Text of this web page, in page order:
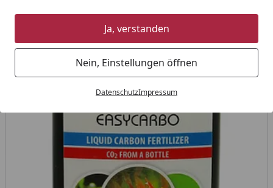
Ja, verstanden
Nein, Einstellungen öffnen
DatenschutzImpressum